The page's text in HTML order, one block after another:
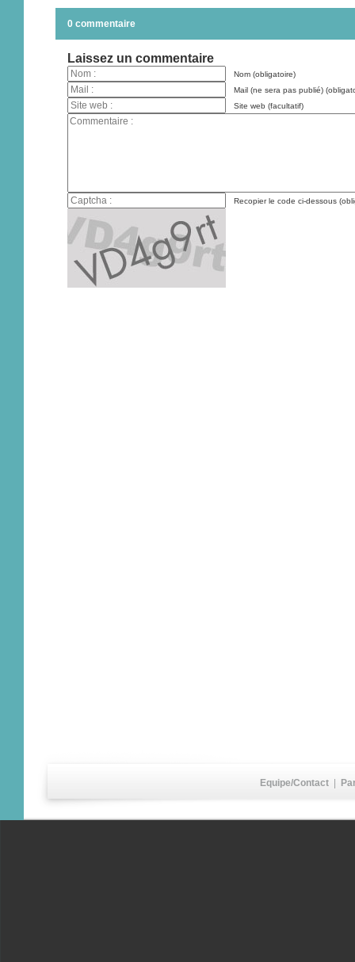
0 commentaire
Laissez un commentaire
Nom (obligatoire)
Mail (ne sera pas publié)
Site web (facultatif)
Recopier le code ci-dessous
Equipe/Contact